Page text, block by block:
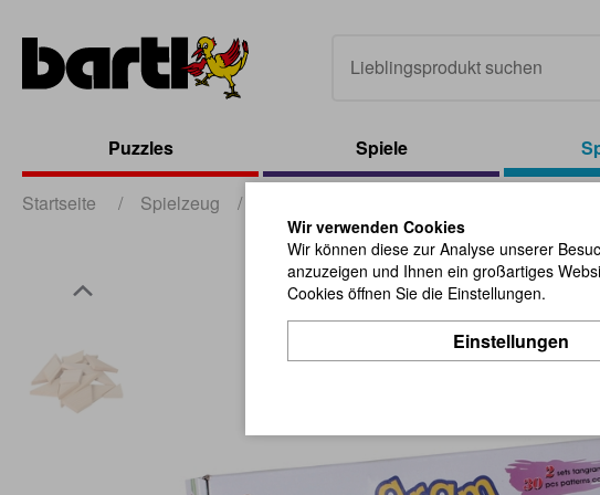
Puzzles Spiele
Startseite / Spielzeug /
Wir verwenden Cookies
Wir können diese zur Analyse unserer
anzuzeigen und Ihnen ein großartiges
Cookies öffnen Sie die Einstellungen.
Einstellungen